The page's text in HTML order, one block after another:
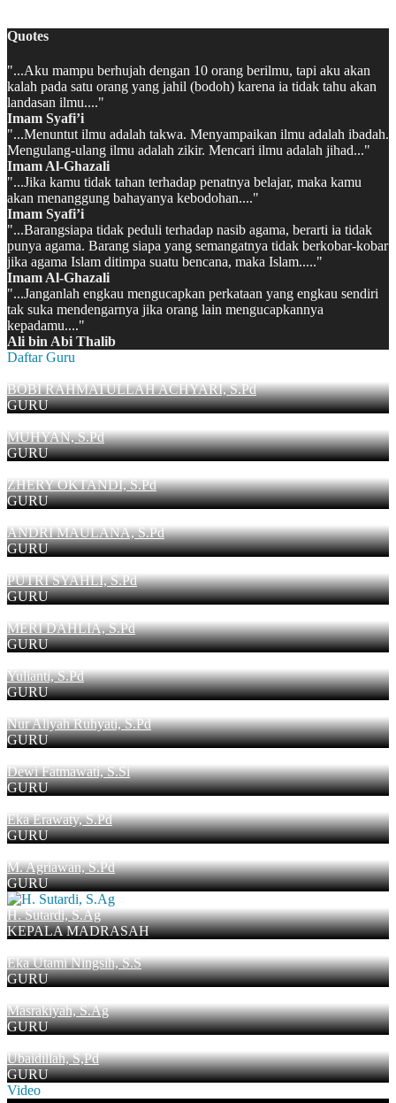
Quotes
"...Aku mampu berhujah dengan 10 orang berilmu, tapi aku akan
kalah pada satu orang yang jahil (bodoh) karena ia tidak tahu akan
landasan ilmu...."
Imam Syafi’i
"...Menuntut ilmu adalah takwa. Menyampaikan ilmu adalah ibadah.
Mengulang-ulang ilmu adalah zikir. Mencari ilmu adalah jihad..."
Imam Al-Ghazali
"...Jika kamu tidak tahan terhadap penatnya belajar, maka kamu
akan menanggung bahayanya kebodohan...."
Imam Syafi’i
"...Barangsiapa tidak peduli terhadap nasib agama, berarti ia tidak
punya agama. Barang siapa yang semangatnya tidak berkobar-kobar
jika agama Islam ditimpa suatu bencana, maka Islam....."
Imam Al-Ghazali
"...Janganlah engkau mengucapkan perkataan yang engkau sendiri
tak suka mendengarnya jika orang lain mengucapkannya
kepadamu...."
Ali bin Abi Thalib
Daftar Guru
BOBI RAHMATULLAH ACHYARI, S.Pd
GURU
MUHYAN, S.Pd
GURU
ZHERY OKTANDI, S.Pd
GURU
ANDRI MAULANA, S.Pd
GURU
PUTRI SYAHLI, S.Pd
GURU
MERI DAHLIA, S.Pd
GURU
Yulianti, S.Pd
GURU
Nur Aliyah Ruhyati, S.Pd
GURU
Dewi Fatmawati, S.Si
GURU
Eka Erawaty, S.Pd
GURU
M. Agriawan, S.Pd
GURU
H. Sutardi, S.Ag
KEPALA MADRASAH
Eka Utami Ningsih, S.S
GURU
Masrakiyah, S.Ag
GURU
Ubaidillah, S,Pd
GURU
Video